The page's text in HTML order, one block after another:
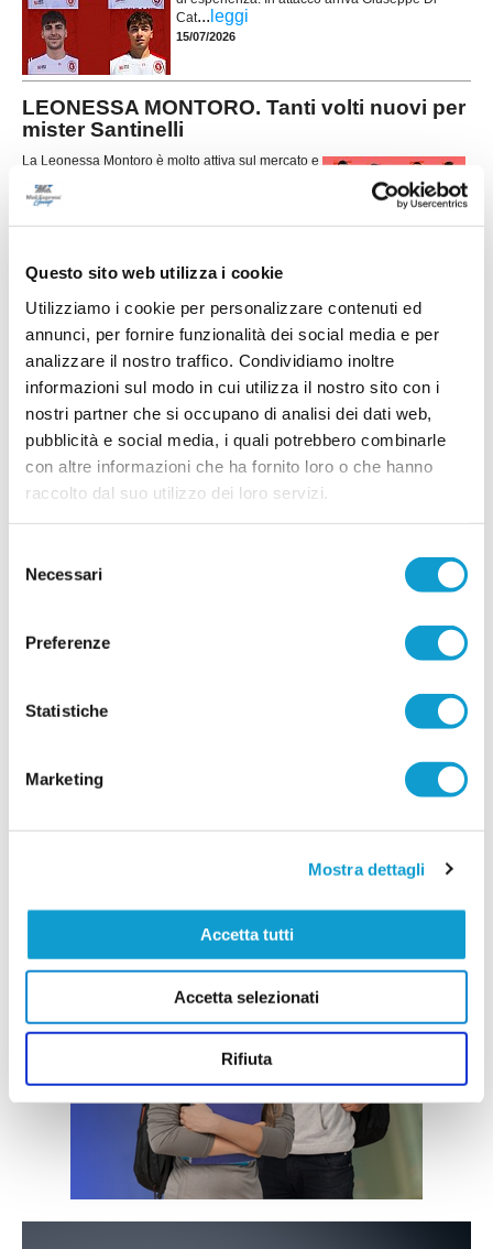
Questo sito web utilizza i cookie
Utilizziamo i cookie per personalizzare contenuti ed
annunci, per fornire funzionalità dei social media e per
analizzare il nostro traffico. Condividiamo inoltre
informazioni sul modo in cui utilizza il nostro sito con i
nostri partner che si occupano di analisi dei dati web,
pubblicità e social media, i quali potrebbero combinarle
con altre informazioni che ha fornito loro o che hanno
raccolto dal suo utilizzo dei loro servizi.
delNecessari
Preferenze
Statistiche
Marketing
Mostra dettagli
Accetta tutti
Accetta selezionati
Rifiuta
Cat... leggi
15/07/2026
LEONESSA MONTORO. Tanti volti nuovi per
mister Santinelli
La Leonessa Montoro è molto attiva sul mercato e
stagione. Il direttore sportivo Giancarlo Tateo ha
VILLA MUSONE molto attivo sul mercato: le
ultime novità
Il Villa Musone prosegue la costruzione della
sulla continuità del gruppo e su alcuni innesti
mirati. La società gialloblù conferma gran parte
15/07/2026